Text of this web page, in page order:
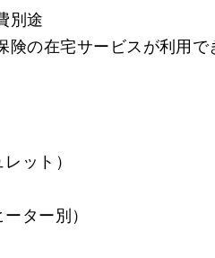
別途
険の在宅サービスが利用で
ット）
ター別）